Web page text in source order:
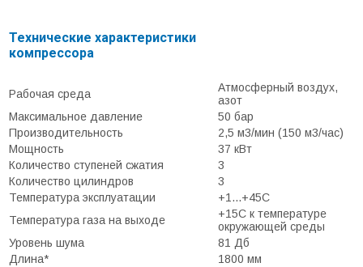
Технические характеристики
компрессора
Рабочая среда
Атмосферный воздух,
азот
Максимальное давление
50 бар
Производительность
2,5 м3/мин (150 м3/час)
Мощность
37 кВт
Количество ступеней сжатия
3
Количество цилиндров
3
Температура эксплуатации
+1...+45С
Температура газа на выходе
+15С к температуре
окружающей среды
Уровень шума
81 Дб
Длина*
1800 мм